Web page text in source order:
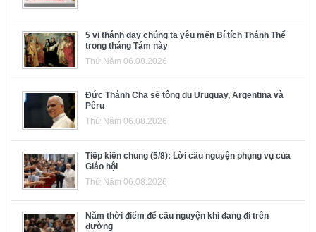
5 vị thánh dạy chúng ta yêu mến Bí tích Thánh Thể
trong tháng Tám này
Thứ Năm 06.08.2026
Đức Thánh Cha sẽ tông du Uruguay, Argentina và
Pêru
Thứ Năm 06.08.2026
Tiếp kiến chung (5/8): Lời cầu nguyện phụng vụ của
Giáo hội
Thứ Năm 06.08.2026
Năm thời điểm để cầu nguyện khi đang đi trên
đường